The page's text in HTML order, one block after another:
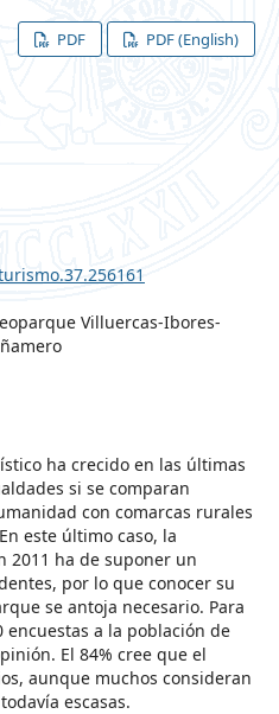
PDF PDF (English)
Villuercas-Ibores-
ha crecido en las últimas
si se comparan
con comarcas rurales
este último caso, la
2011 ha de suponer un
por lo que conocer su
se antoja necesario. Para
encuestas a la población de
El 84% cree que el
aunque muchos consideran
escasas.